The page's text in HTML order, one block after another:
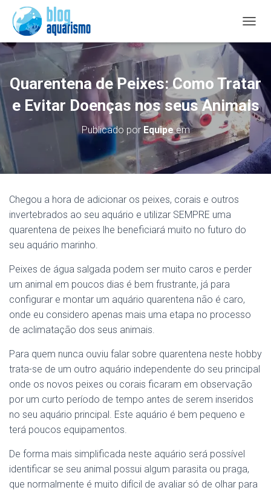
L
E
R
N
A
R
N
A
V
E
G
Quarentena de Peixes: Como Tratar
e Evitar Doenças nos seus Animais
Publicado por Equipeem
Chegou a hora de adicionar os peixes, corais e outros
invertebrados ao seu aquário e utilizar SEMPRE uma
quarentena de peixes lhe beneficiará muito no futuro do
seu aquário marinho.
Peixes de água salgada podem ser muito caros e perder
um animal em poucos dias é bem frustrante, já para
configurar e montar um aquário quarentena não é caro,
onde eu considero apenas mais uma etapa no processo
de aclimatação dos seus animais.
Para quem nunca ouviu falar sobre quarentena neste hobby
trata-se de um outro aquário independente do seu principal
onde os novos peixes ou corais ficaram em observação
por um curto período de tempo antes de serem inseridos
no seu aquário principal. Este aquário é bem pequeno e
terá poucos equipamentos.
De forma mais simplificada neste aquário será possível
identificar se seu animal possui algum parasita ou praga,
que normalmente é muito difícil de avaliar só de olhar para